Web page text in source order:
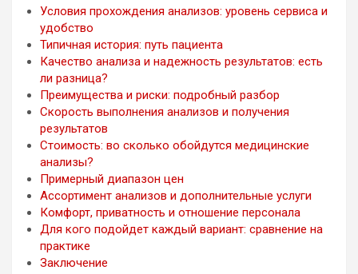
Условия прохождения анализов: уровень сервиса и
удобство
Типичная история: путь пациента
Качество анализа и надежность результатов: есть
ли разница?
Преимущества и риски: подробный разбор
Скорость выполнения анализов и получения
результатов
Стоимость: во сколько обойдутся медицинские
анализы?
Примерный диапазон цен
Ассортимент анализов и дополнительные услуги
Комфорт, приватность и отношение персонала
Для кого подойдет каждый вариант: сравнение на
практике
Заключение